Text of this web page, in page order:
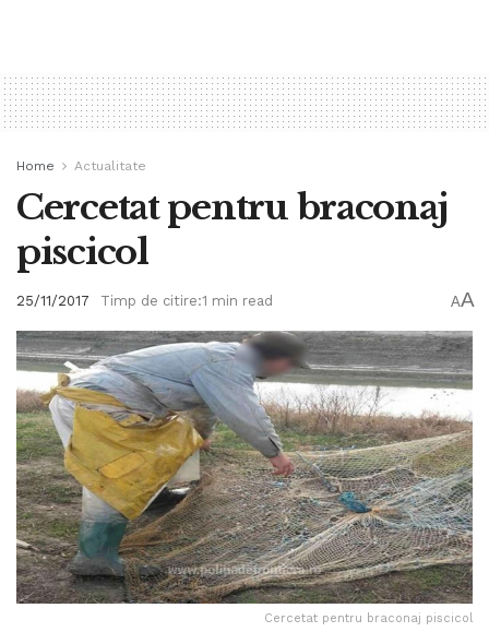
Home Actualitate
Cercetat pentru braconaj
piscicol
25/11/2017 Timp de citire:1 min read AA
Cercetat pentru braconaj piscicol